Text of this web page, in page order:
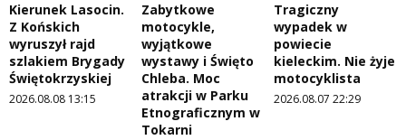
Kierunek Lasocin.
Z Końskich
wyruszył rajd
szlakiem Brygady
Świętokrzyskiej
2026.08.08 13:15
Zabytkowe
motocykle,
wyjątkowe
wystawy i Święto
Chleba. Moc
atrakcji w Parku
Etnograficznym w
Tokarni
Tragiczny
wypadek w
powiecie
kieleckim. Nie żyje
motocyklista
2026.08.07 22:29